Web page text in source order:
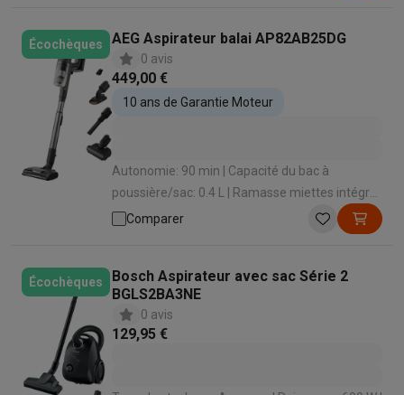
Écochèques AEG Aspirateur balai AP82AB25DG
0 avis
449,00 €
10 ans de Garantie Moteur
Autonomie: 90 min | Capacité du bac à
poussière/sac: 0.4 L | Ramasse miettes intégré:
Oui | Temps de charge: 240 min | Station de
Comparer
Écochèques
Bosch Aspirateur avec sac Série 2
BGLS2BA3NE
0 avis
129,95 €